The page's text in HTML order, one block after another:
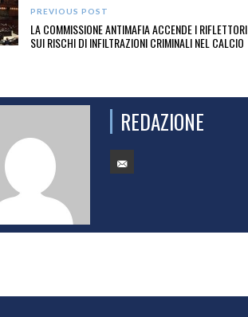
PREVIOUS POST
LA COMMISSIONE ANTIMAFIA ACCENDE I RIFLETTORI
SUI RISCHI DI INFILTRAZIONI CRIMINALI NEL CALCIO
REDAZIONE